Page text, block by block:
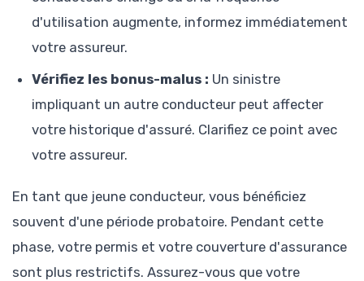
d'utilisation augmente, informez immédiatement
votre assureur.
Vérifiez les bonus-malus : Un sinistre
impliquant un autre conducteur peut affecter
votre historique d'assuré. Clarifiez ce point avec
votre assureur.
En tant que jeune conducteur, vous bénéficiez
souvent d'une période probatoire. Pendant cette
phase, votre permis et votre couverture d'assurance
sont plus restrictifs. Assurez-vous que votre